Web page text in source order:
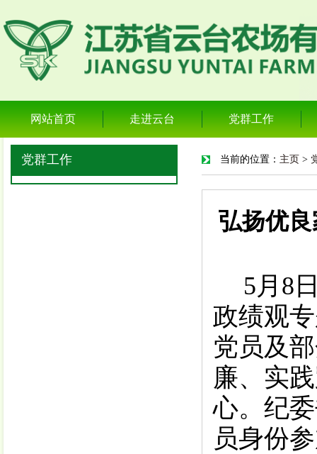
网站首页 走进云台 党群工作
党群工作 当前的位置： 主页 >
弘扬优
5月 8
政绩观
党员及
廉、实
心。 纪
员身份